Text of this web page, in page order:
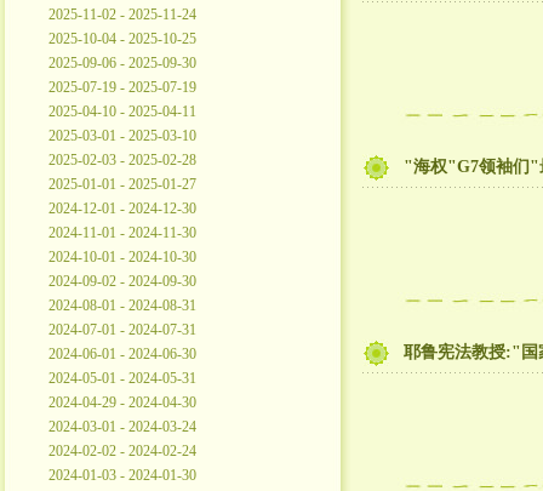
2025-11-02 - 2025-11-24
2025-10-04 - 2025-10-25
2025-09-06 - 2025-09-30
2025-07-19 - 2025-07-19
2025-04-10 - 2025-04-11
2025-03-01 - 2025-03-10
2025-02-03 - 2025-02-28
2025-01-01 - 2025-01-27
2024-12-01 - 2024-12-30
2024-11-01 - 2024-11-30
2024-10-01 - 2024-10-30
2024-09-02 - 2024-09-30
2024-08-01 - 2024-08-31
2024-07-01 - 2024-07-31
2024-06-01 - 2024-06-30
2024-05-01 - 2024-05-31
2024-04-29 - 2024-04-30
2024-03-01 - 2024-03-24
2024-02-02 - 2024-02-24
2024-01-03 - 2024-01-30
"海权"G7领袖们"
耶鲁宪法教授:"国